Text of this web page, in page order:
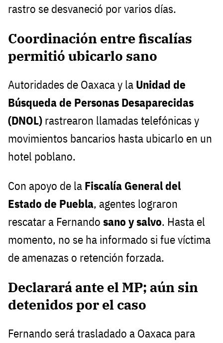
rastro se desvaneció por varios días.
Coordinación entre fiscalías
permitió ubicarlo sano
Autoridades de Oaxaca y la Unidad de
Búsqueda de Personas Desaparecidas
(DNOL) rastrearon llamadas telefónicas y
movimientos bancarios hasta ubicarlo en un
hotel poblano.
Con apoyo de la Fiscalía General del
Estado de Puebla, agentes lograron
rescatar a Fernando sano y salvo. Hasta el
momento, no se ha informado si fue víctima
de amenazas o retención forzada.
Declarará ante el MP; aún sin
detenidos por el caso
Fernando será trasladado a Oaxaca para